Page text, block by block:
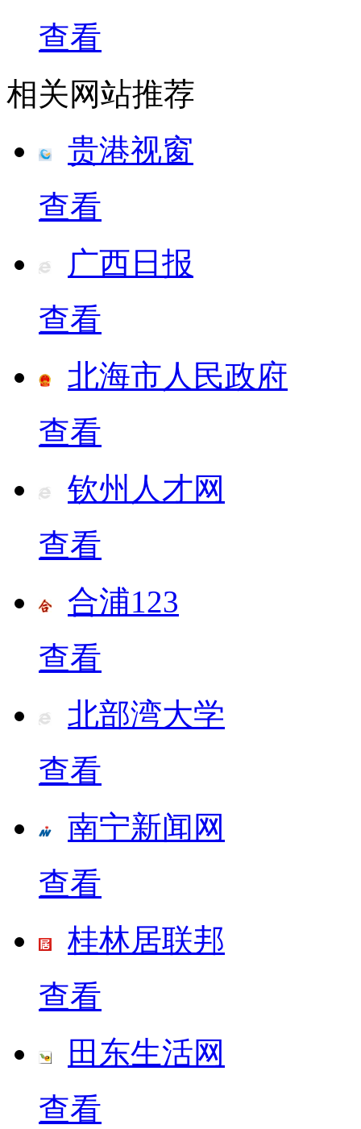
查看
相关网站推荐
贵港视窗
查看
广西日报
查看
北海市人民政府
查看
钦州人才网
查看
合浦123
查看
北部湾大学
查看
南宁新闻网
查看
桂林居联邦
查看
田东生活网
查看